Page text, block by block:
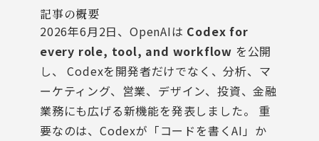
記事の概要
2026年6月2日、OpenAIは Codex for
every role, tool, and workflow を公開
し、 Codexを開発者だけでなく、分析、マ
ーケティング、営業、デザイン、投資、金融
業務にも広げる新機能を発表しました。 重
要なのは、Codexが「コードを書くAI」か